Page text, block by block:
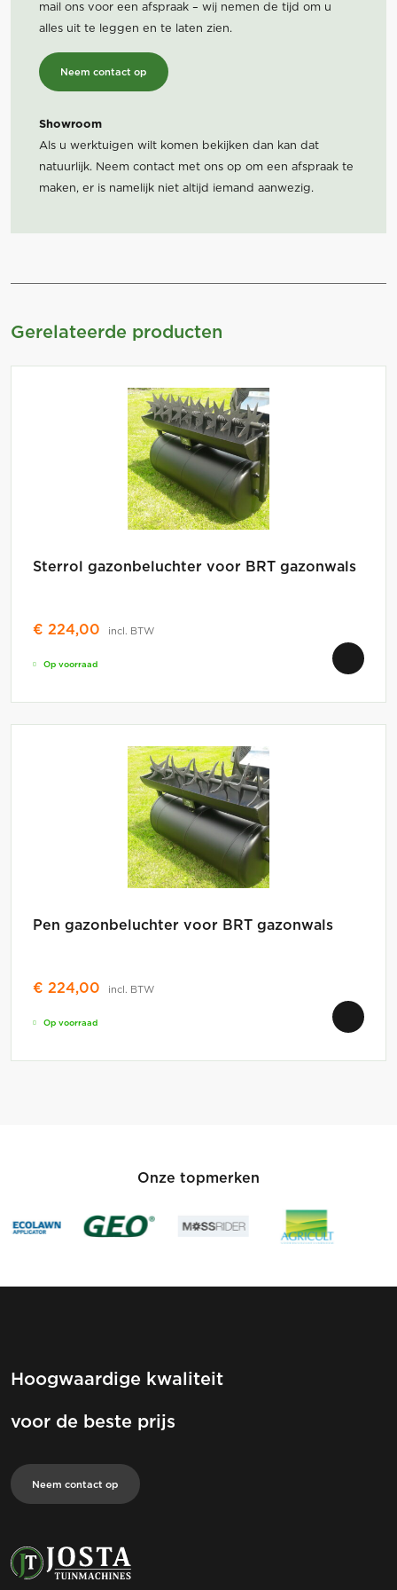
mail ons voor een afspraak – wij nemen de tijd om u
alles uit te leggen en te laten zien.
Neem contact op
Showroom
Als u werktuigen wilt komen bekijken dan kan dat
natuurlijk. Neem contact met ons op om een afspraak te
maken, er is namelijk niet altijd iemand aanwezig.
Gerelateerde producten
Sterrol gazonbeluchter voor BRT gazonwals
€ 224,00 incl. BTW
Op voorraad
Pen gazonbeluchter voor BRT gazonwals
€ 224,00 incl. BTW
Op voorraad
Onze topmerken
Hoogwaardige kwaliteit
voor de beste prijs
Neem contact op